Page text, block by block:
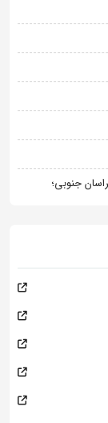
جنوبی؛